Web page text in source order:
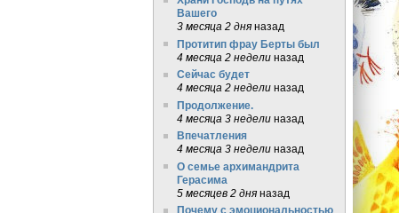
Вашего
3 месяца 2 дняназад
Протитип фрау Берты был
4 месяца 2 неделиназад
Сейчас будет
4 месяца 2 неделиназад
Продолжение.
4 месяца 3 неделиназад
Впечатления
4 месяца 3 неделиназад
О семье архимандрита
Герасима
5 месяцев 2 дняназад
Почему с эмоциональностью